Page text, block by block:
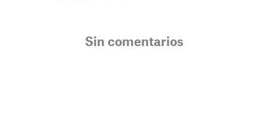
Sin comentarios